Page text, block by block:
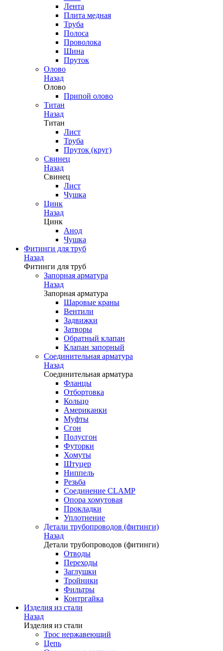
Лента
Плита медная
Труба
Полоса
Проволока
Шина
Пруток
Олово
Назад
Олово
Припой олово
Титан
Назад
Титан
Лист
Труба
Пруток (круг)
Свинец
Назад
Свинец
Лист
Чушка
Цинк
Назад
Цинк
Анод
Чушка
Фитинги для труб
Назад
Фитинги для труб
Запорная арматура
Назад
Запорная арматура
Шаровые краны
Вентили
Задвижки
Затворы
Обратный клапан
Клапан запорный
Соединительная арматура
Назад
Соединительная арматура
Фланцы
Отбортовка
Кольцо
Американки
Муфты
Сгон
Полусгон
Футорки
Хомуты
Штуцер
Ниппель
Резьба
Соединение CLAMP
Опора хомутовая
Прокладки
Уплотнение
Детали трубопроводов (фитинги)
Назад
Детали трубопроводов (фитинги)
Отводы
Переходы
Заглушки
Тройники
Фильтры
Контргайка
Изделия из стали
Назад
Изделия из стали
Трос нержавеющий
Цепь